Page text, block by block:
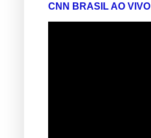
CNN BRASIL AO VIVO